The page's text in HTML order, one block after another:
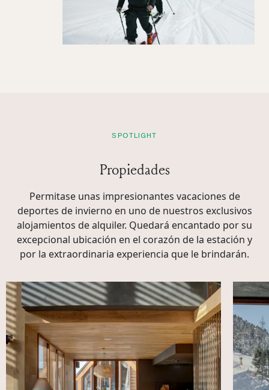
SPOTLIGHT
Propiedades
Permitase unas impresionantes vacaciones de
deportes de invierno en uno de nuestros exclusivos
alojamientos de alquiler. Quedará encantado por su
excepcional ubicación en el corazón de la estación y
por la extraordinaria experiencia que le brindarán.